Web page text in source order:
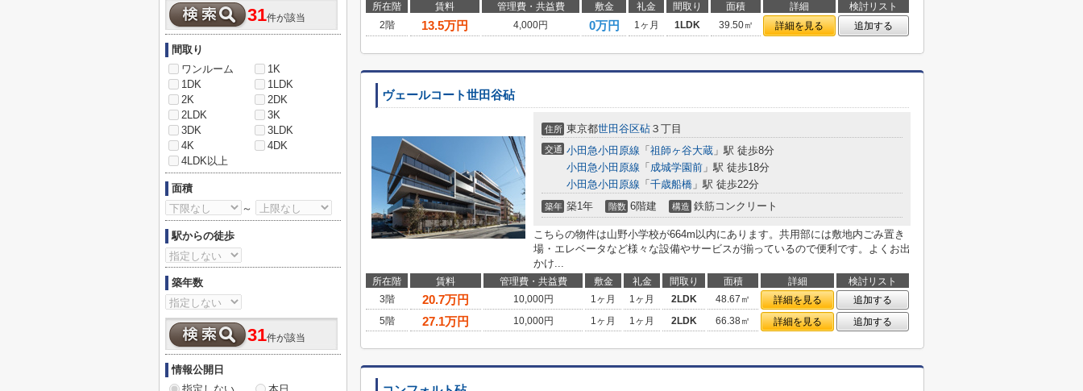
所在階 賃料 管理費・共益費 敷金 礼金 間取り 面積 詳細
検討リスト
2階
13.5万円 4,000円 0万円 1ヶ月 1LDK 39.50㎡ 詳細を見る 追加する
ヴェールコート世田谷砧
住所 東京都世田谷区砧 ３丁目
交通 小田急小田原線 「 祖師ヶ谷大蔵 」駅 徒歩8分
小田急小田原線 「 成城学園前 」駅 徒歩18分
小田急小田原線 「 千歳船橋 」駅 徒歩22分
築年 築1年 階数 6階建 構造 鉄筋コンクリート
こちらの物件は山野小学校が664m以内にあります。共用部には敷地内ごみ置き
場・エレベータなど様々な設備やサービスが揃っているので便利です。よくお出
かけ...
所在階 賃料 管理費・共益費 敷金 礼金 間取り 面積 詳細
検討リスト
3階
20.7万円 10,000円 1ヶ月 1ヶ月 2LDK 48.67㎡ 詳細を見る
追加する
5階
27.1万円 10,000円 1ヶ月 1ヶ月 2LDK 66.38㎡ 詳細を見る 追加する
31件が該当
間取り
ワンルーム
1K
1DK
1LDK
2K
2DK
2LDK
3K
3DK
3LDK
4K
4DK
4LDK以上
面積
～
駅からの徒歩
築年数
31件が該当
情報公開日